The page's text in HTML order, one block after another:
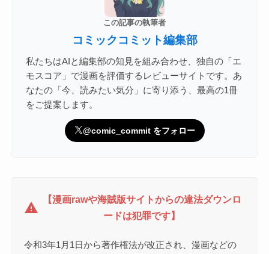
この記事の執筆者
コミックコミット編集部
私たちはAIと編集部の知見を組み合わせ、独自の「エ
モスコア」で漫画を評価するレビューサイトです。あ
なたの「今、読みたい気分」に寄り添う、最高の1冊
をご提案します。
@comic_commit をフォロー
warning
【漫画rawや海賊版サイトからの違法ダウンロ
ードは犯罪です】
令和3年1月1日から著作権法が改正され、漫画などの